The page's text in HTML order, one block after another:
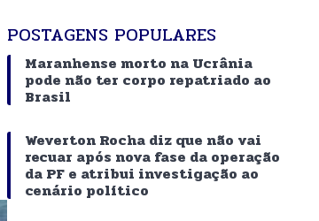
POSTAGENS POPULARES
Maranhense morto na Ucrânia
pode não ter corpo repatriado ao
Brasil
Weverton Rocha diz que não vai
recuar após nova fase da operação
da PF e atribui investigação ao
cenário político